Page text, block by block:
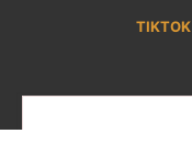
TIKTOK